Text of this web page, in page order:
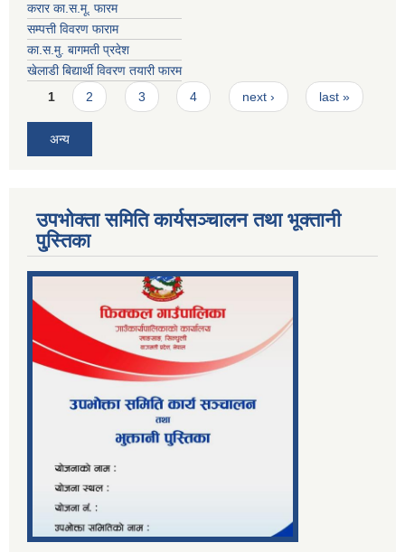
करार का.स.मू. फारम
सम्पत्ती विवरण फाराम
का.स.मु. बागमती प्रदेश
खेलाडी बिद्यार्थी विवरण तयारी फारम
Pages
1 2 3 4 next › last »
अन्य
उपभोक्ता समिति कार्यसञ्चालन तथा भूक्तानी
पु्स्तिका